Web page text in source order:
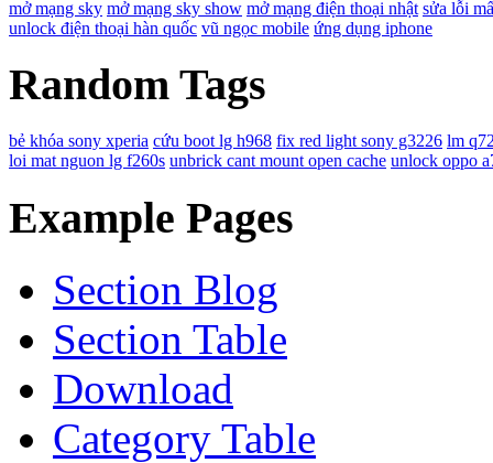
mở mạng sky mở mạng sky show mở mạng điện thoại nhật sửa lỗi
unlock điện thoại hàn quốc vũ ngọc mobile ứng dụng iphone
Random Tags
bẻ khóa sony xperia cứu boot lg h968 fix red light sony g3226 lm
loi mat nguon lg f260s unbrick cant mount open cache unlock oppo
Example Pages
Section Blog
Section Table
Download
Category Table